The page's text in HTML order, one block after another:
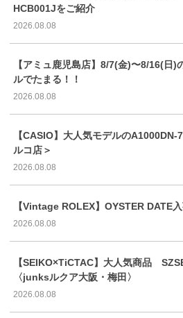
HCB001Jをご紹介
2026.08.08
【アミュ鹿児島店】8/7(金)〜8/16(日
ルでたまる！！
2026.08.08
【CASIO】大人気モデルの
ルコ店＞
2026.08.08
【Vintage ROLEX】OYSTER DATE
2026.08.08
【SEIKO×TiCTAC】大人気商品
〈junksルクア大阪・梅田〉
2026.08.08